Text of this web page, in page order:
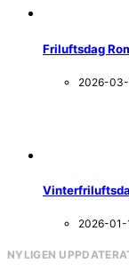
Friluftsdag
2026-
2026-01-
NYLIGEN